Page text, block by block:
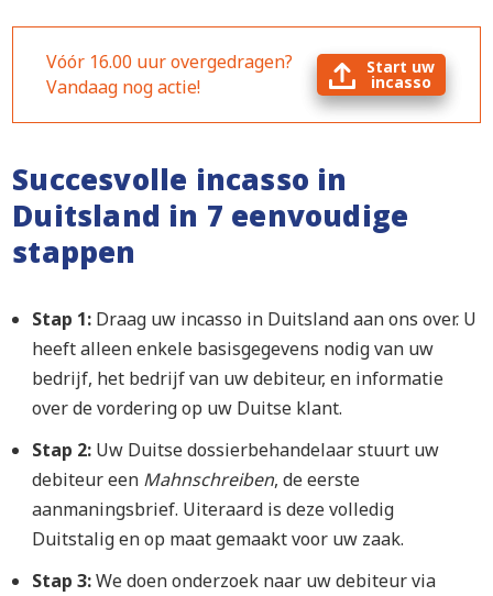
Vóór 16.00 uur overgedragen?
Vandaag nog actie!
Start uw
incasso
Succesvolle incasso in
Duitsland in 7 eenvoudige
stappen
Stap 1: Draag uw incasso in Duitsland aan ons over. U
heeft alleen enkele basisgegevens nodig van uw
bedrijf, het bedrijf van uw debiteur, en informatie
over de vordering op uw Duitse klant.
Stap 2: Uw Duitse dossierbehandelaar stuurt uw
debiteur een Mahnschreiben, de eerste
aanmaningsbrief. Uiteraard is deze volledig
Duitstalig en op maat gemaakt voor uw zaak.
Stap 3:We doen onderzoek naar uw debiteur via